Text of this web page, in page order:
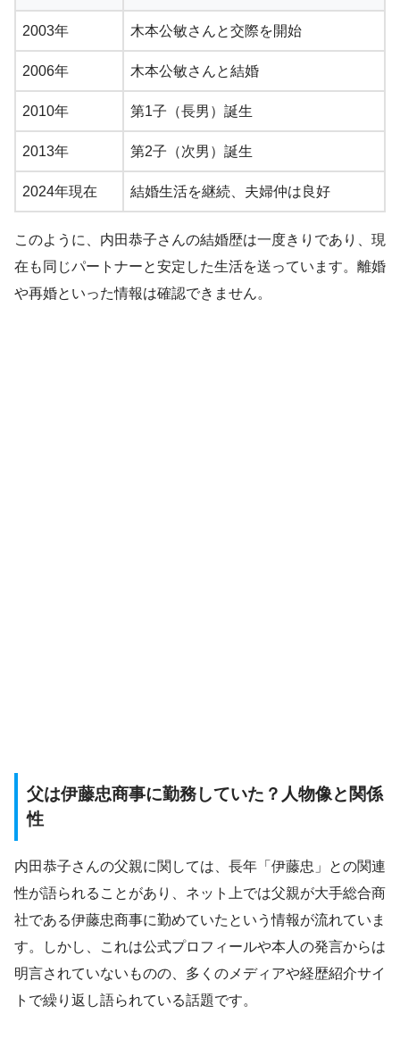
2003年 木本公敏さんと交際を開始
2006年 木本公敏さんと結婚
2010年 第1子（長男）誕生
2013年 第2子（次男）誕生
2024年現在 結婚生活を継続、夫婦仲は良好
このように、内田恭子さんの結婚歴は一度きりであり、現
在も同じパートナーと安定した生活を送っています。離婚
や再婚といった情報は確認できません。
父は伊藤忠商事に勤務していた？人物像と関係
性
内田恭子さんの父親に関しては、長年「伊藤忠」との関連
性が語られることがあり、ネット上では父親が大手総合商
社である伊藤忠商事に勤めていたという情報が流れていま
す。しかし、これは公式プロフィールや本人の発言からは
明言されていないものの、多くのメディアや経歴紹介サイ
トで繰り返し語られている話題です。